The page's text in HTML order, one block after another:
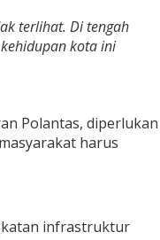
terlihat. Di tengah
kota ini
Polantas, diperlukan
harus
infrastruktur